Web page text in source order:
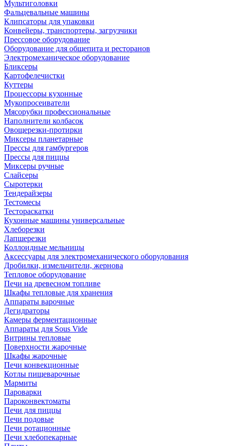
Мультиголовки
Фальцевальные машины
Клипсаторы для упаковки
Конвейеры, транспортеры, загрузчики
Прессовое оборудование
Оборудование для общепита и ресторанов
Электромеханическое оборудование
Бликсеры
Картофелечистки
Куттеры
Процессоры кухонные
Мукопросеиватели
Мясорубки профессиональные
Наполнители колбасок
Овощерезки-протирки
Миксеры планетарные
Прессы для гамбургеров
Прессы для пиццы
Миксеры ручные
Слайсеры
Сыротерки
Тендерайзеры
Тестомесы
Тестораскатки
Кухонные машины универсальные
Хлеборезки
Лапшерезки
Коллоидные мельницы
Аксессуары для электромеханического оборудования
Дробилки, измельчители, жернова
Тепловое оборудование
Печи на древесном топливе
Шкафы тепловые для хранения
Аппараты варочные
Дегидраторы
Камеры ферментационные
Аппараты для Sous Vide
Витрины тепловые
Поверхности жарочные
Шкафы жарочные
Печи конвекционные
Котлы пищеварочные
Мармиты
Пароварки
Пароконвектоматы
Печи для пиццы
Печи подовые
Печи ротационные
Печи хлебопекарные